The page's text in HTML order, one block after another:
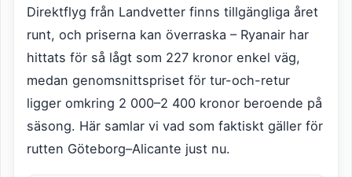
Direktflyg från Landvetter finns tillgängliga året
runt, och priserna kan överraska – Ryanair har
hittats för så lågt som 227 kronor enkel väg,
medan genomsnittspriset för tur-och-retur
ligger omkring 2 000–2 400 kronor beroende på
säsong. Här samlar vi vad som faktiskt gäller för
rutten Göteborg–Alicante just nu.